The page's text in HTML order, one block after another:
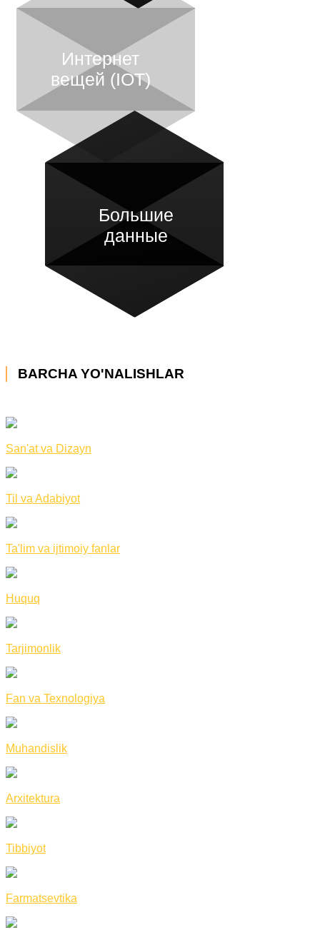
Интернет
вещей (IOT)
Большие
данные
BARCHA YO'NALISHLAR
San'at va Dizayn
Til va Adabiyot
Ta'lim va ijtimoiy fanlar
Huquq
Tarjimonlik
Fan va Texnologiya
Muhandislik
Arxitektura
Tibbiyot
Farmatsevtika